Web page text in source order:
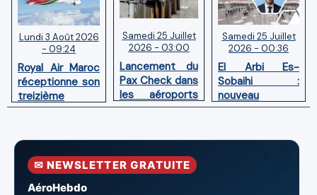
Lundi 3 Août 2026
- 09:24
Royal Air Maroc
réceptionne son
treizième
Boeing 787
Samedi 25 Juillet
2026 - 03:00
Lancement du
Pax Check dans
les aéroports
du Maroc
Samedi 25 Juillet
2026 - 00:36
El Arbi Es-
Sobaihi :
nouveau
directeur à la
l’Aéroport
Mohammed V
✉ NEWSLETTER GRATUITE
AéroHebdo